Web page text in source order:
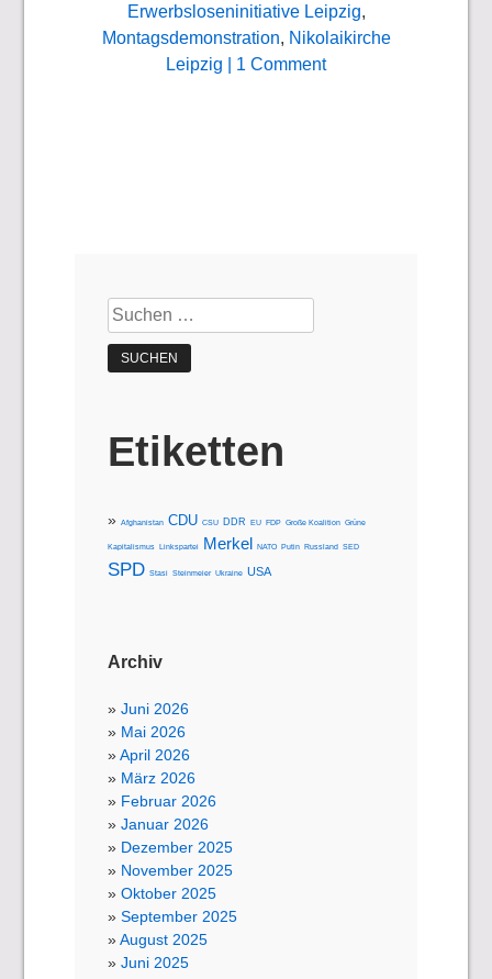
Erwerbsloseninitiative Leipzig,
Montagsdemonstration, Nikolaikirche
Leipzig | 1 Comment
Suchen
nach:
Etiketten
Afghanistan CDU CSU DDR EU FDP Große Koalition Grüne
Kapitalismus Linkspartei Merkel NATO Putin Russland SED
SPD Stasi Steinmeier Ukraine USA
Archiv
Juni 2026
Mai 2026
April 2026
März 2026
Februar 2026
Januar 2026
Dezember 2025
November 2025
Oktober 2025
September 2025
August 2025
Juni 2025